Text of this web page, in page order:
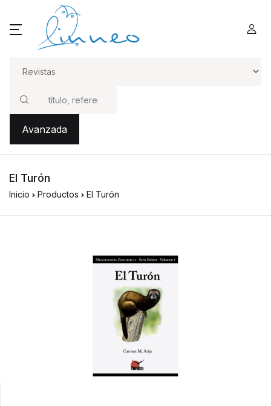
Buscar
Avanzada
El Turón
Inicio Productos El Turón